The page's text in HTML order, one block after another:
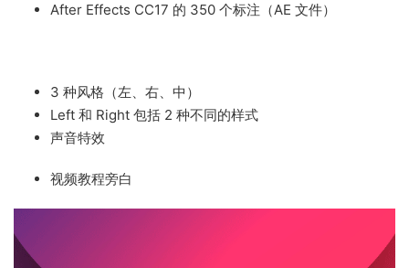
After Effects CC17 的 350 个标注（AE 文件）
3 种风格（左、右、中）
Left 和 Right 包括 2 种不同的样式
声音特效
视频教程旁白